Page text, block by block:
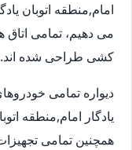
امام,منطقه اتوبان
می دهیم، تمامی
کشی طراحی شده اند.
دیواره تمامی
یادگار امام,منطقه
همچنین تمامی